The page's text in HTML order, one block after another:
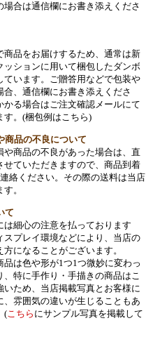
場合は通信欄にお書き添えくださ
商品をお届けするため、通常は新
ッションに用いて梱包したダンボ
ています。ご贈答用などで包装や
合、通信欄にお書き添えくださ
かる場合はご注文確認メールにて
す。(梱包例はこちら)
商品の不良について
や商品の不良があった場合は、直
せていただきますので、商品到着
絡ください。その際の送料は当店
。
て
は細心の注意を払っております
スプレイ環境などにより、当店の
になることがございます。
品は色や形が1つ1つ微妙に変わっ
、特に手作り・手描きの商品はこ
いため、当店掲載写真とお客様に
、雰囲気の違いが生じることもあ
(こちら にサンプル写真を掲載して